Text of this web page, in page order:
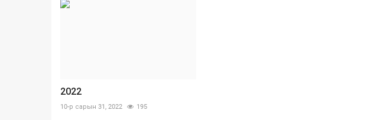
2022
10-р сарын 31, 2022 195